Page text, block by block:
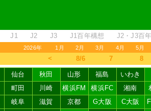
J1 J2 J3 J1百年構想 J2・J3百
2026年 1月 2月 3月 4月 5月
＜ 8/6 7 8
仙台 秋田 山形 福島
いわき
町田 川崎 横浜FM 横浜FC 湘南
岐阜 滋賀 京都 G大阪 C大阪